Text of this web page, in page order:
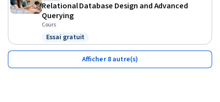
Relational Database Design and Advanced
Querying
Cours
Statut : Essai gratuit
Essai gratuit
Afficher 8 autre(s)